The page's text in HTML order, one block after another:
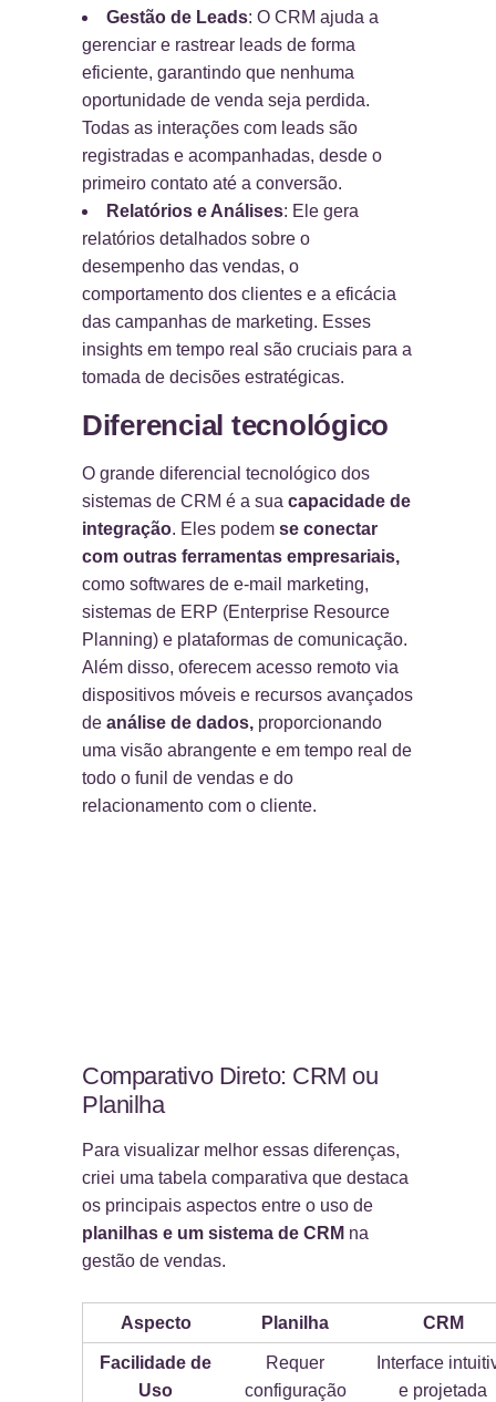
Gestão de Leads: O CRM ajuda a
gerenciar e rastrear leads de forma
eficiente, garantindo que nenhuma
oportunidade de venda seja perdida.
Todas as interações com leads são
registradas e acompanhadas, desde o
primeiro contato até a conversão.
Relatórios e Análises: Ele gera
relatórios detalhados sobre o
desempenho das vendas, o
comportamento dos clientes e a eficácia
das campanhas de marketing. Esses
insights em tempo real são cruciais para a
tomada de decisões estratégicas.
Diferencial tecnológico
O grande diferencial tecnológico dos
sistemas de CRM é a sua capacidade de
integração. Eles podem se conectar
com outras ferramentas empresariais,
como softwares de e-mail marketing,
sistemas de ERP (Enterprise Resource
Planning) e plataformas de comunicação.
Além disso, oferecem acesso remoto via
dispositivos móveis e recursos avançados
de análise de dados, proporcionando
uma visão abrangente e em tempo real de
todo o funil de vendas e do
relacionamento com o cliente.
Comparativo Direto: CRM ou
Planilha
Para visualizar melhor essas diferenças,
criei uma tabela comparativa que destaca
os principais aspectos entre o uso de
planilhas e um sistema de CRM na
gestão de vendas.
Aspecto Planilha CRM
Facilidade de
Uso
Requer
configuração
Interface
e projetada